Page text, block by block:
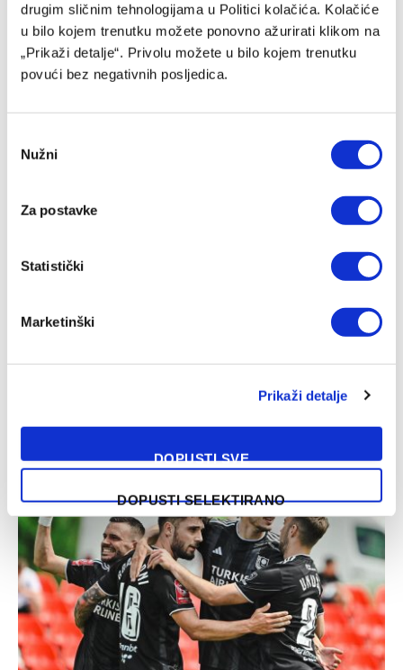
drugim sličnim tehnologijama u Politici kolačića. Kolačiće
u bilo kojem trenutku možete ponovno ažurirati klikom na
„Prikaži detalje“. Privolu možete u bilo kojem trenutku
povući bez negativnih posljedica.
Selection
Nužni
Za postavke
Statistički
Marketinški
Prikaži detalje
DOPUSTI SVE
DOPUSTI SELEKTIRANO
Italijanski mediji: Juventus i Spalletti imaju jasan plan za